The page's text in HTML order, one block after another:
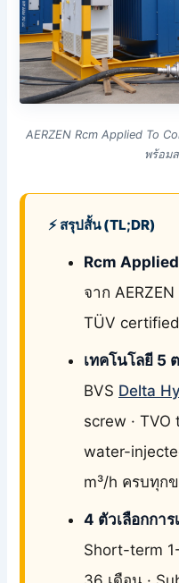
AERZEN Rcm Applied To
พร้อม
⚡ สรุปสั้น (TL;DR)
Rcm
จาก
TÜV
เทคโนโลยี 5
BVS Delta
screw · TVO
water-
m³/h ครบทุก
4 ตัวเลือกการ
Short-term